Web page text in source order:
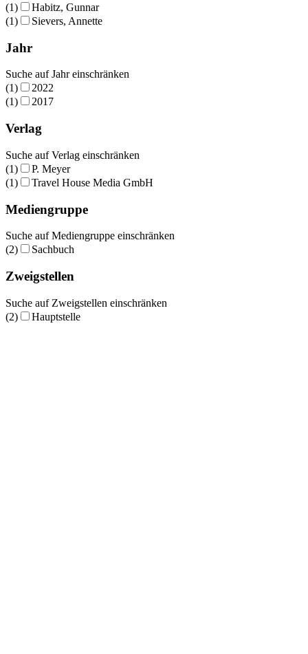
(1)
Habitz, Gunnar
(1)
Sievers, Annette
Jahr
Suche auf Jahr einschränken
(1)
2022
(1)
2017
Verlag
Suche auf Verlag einschränken
(1)
P. Meyer
(1)
Travel House Media GmbH
Mediengruppe
Suche auf Mediengruppe einschränken
(2)
Sachbuch
Zweigstellen
Suche auf Zweigstellen einschränken
(2)
Hauptstelle